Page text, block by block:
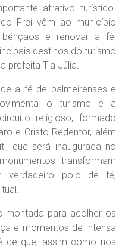
atrativo turístico.
Frei vêm ao município
bênçãos e renovar a fé,
destinos do turismo
prefeita Tia Júlia.
a fé de palmeirenses e
o turismo e a
religioso, formado
e Cristo Redentor, além
que será inaugurada no
transformam
verdadeiro polo de fé,
montada para acolher os
e momentos de intensa
de que, assim como nos